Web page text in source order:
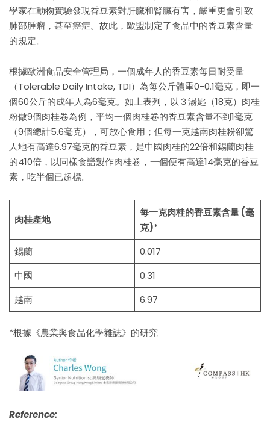
學家在動物實驗發現香豆素對肝臟和腎臟有害，嚴重更會引致
肺部腫瘤，甚至癌症。故此，歐盟制定了食品中的香豆素含量
的規定。
根據歐洲食品安全管理局，一個成年人的香豆素每日耐受量
（Tolerable Daily Intake, TDI）為每公斤體重0-0.1毫克，即一
個60公斤的成年人為6毫克。如上表列，以３湯匙（18克）肉桂
粉做9個肉桂卷為例，平均一個肉桂卷的香豆素含量不到1毫克
（9個總計5.6毫克），可放心食用；但每一克越南肉桂粉卻驚
人地有高達6.97毫克的香豆素，是中國肉桂的22倍和錫蘭肉桂
的410倍，以同樣食譜製作肉桂卷，一個便有高達14毫克的香豆
素，吃半個已超標。
肉桂產地
每一克肉桂的香豆素含量 (毫
克)*
錫蘭
0.017
中國
0.31
越南
6.97
*根據《農業與食品化學雜誌》的研究
Reference: